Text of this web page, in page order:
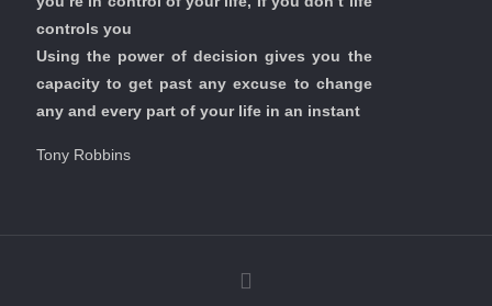
controls you
Using the power of decision gives you the
capacity to get past any excuse to change
any and every part of your life in an instant
Tony Robbins